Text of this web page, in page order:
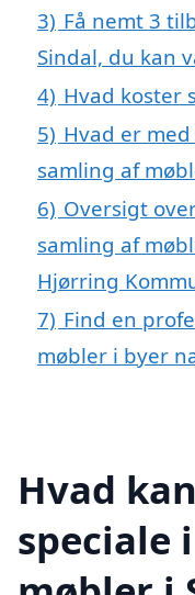
3) Få nemt 3
Sindal, du kan
4) Hvad koster
5) Hvad er
samling af
6) Oversigt
samling af
Hjørring
7) Find en
møbler i byer
Hvad
speciale